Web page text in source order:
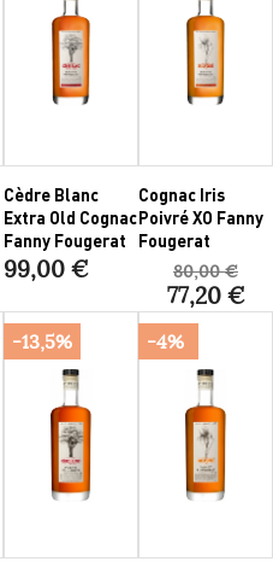
Cèdre Blanc
Extra Old Cognac
Fanny Fougerat
99,00 €
Cognac Iris
Poivré XO Fanny
Fougerat
80,00 €
77,20 €
-13,5% -4%